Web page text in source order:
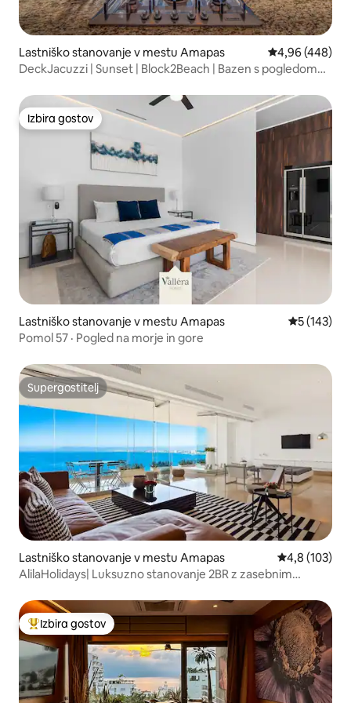
Lastniško stanovanje v mestu Amapas Povprečna
4,96 (448)
DeckJacuzzi | Sunset | Block2Beach | Bazen s pogledom
Izbira gostov
Izbira gostov
Lastniško stanovanje v mestu Amapas Povprečna
5 (143)
Pomol 57 · Pogled na morje in gore
Supergostitelj
Supergostitelj
Lastniško stanovanje v mestu Amapas Povprečna
4,8 (103)
AlilaHolidays| Luksuzno stanovanje 2BR z zasebnim
Najbolj priljubljena prenočišča z značko »Izbira gostov«
Izbira gostov